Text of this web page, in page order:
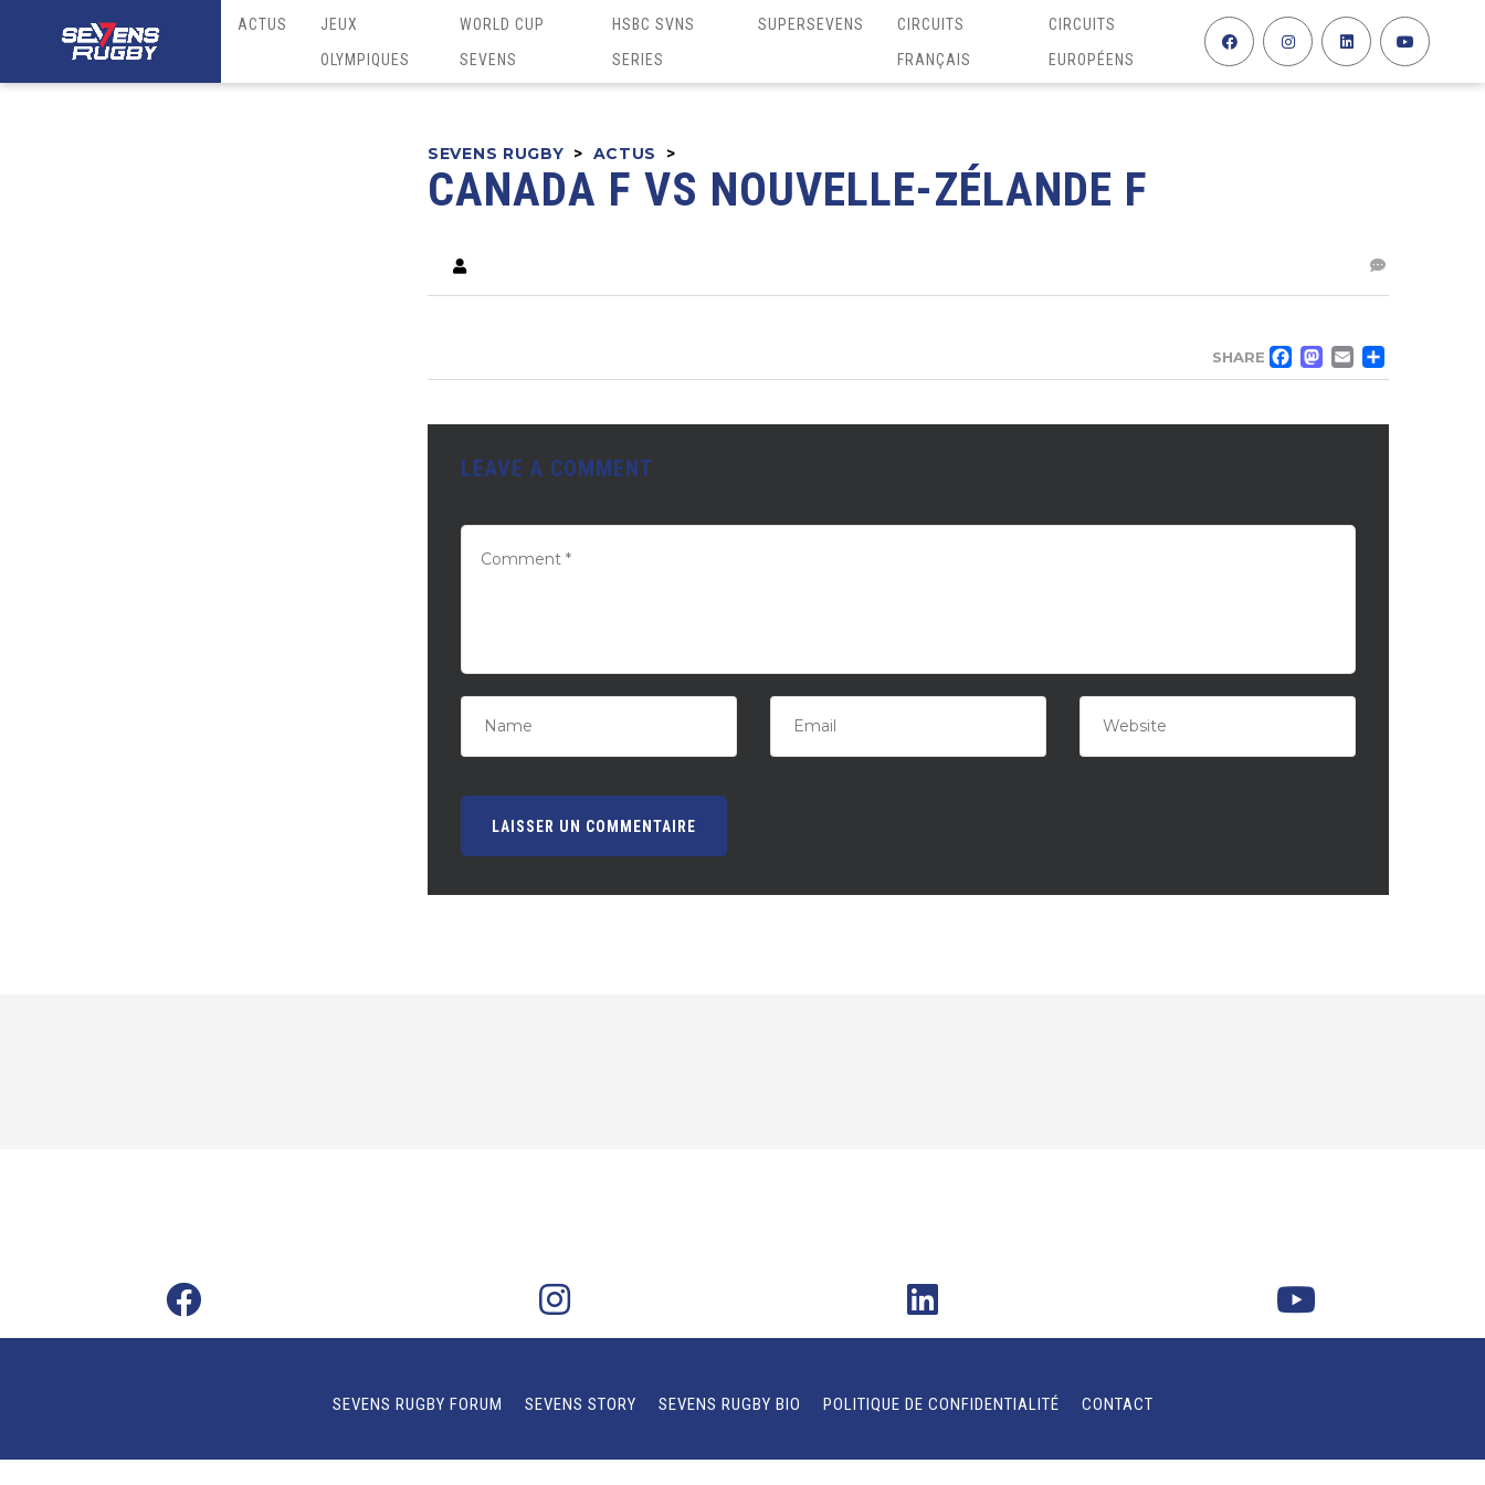
ACTUS
JEUX
OLYMPIQUES
WORLD CUP
SEVENS
HSBC SVNS
SERIES
SUPERSEVENS
CIRCUITS
FRANÇAIS
CIRCUITS
EUROPÉENS
SEVENS RUGBY > ACTUS >
CANADA F VS NOUVELLE-ZÉLANDE F
SHARE EMAIL
LEAVE A COMMENT
SEVENS RUGBY FORUM SEVENS STORY SEVENS RUGBY BIO POLITIQUE DE CONFIDENTIALITÉ CONTACT